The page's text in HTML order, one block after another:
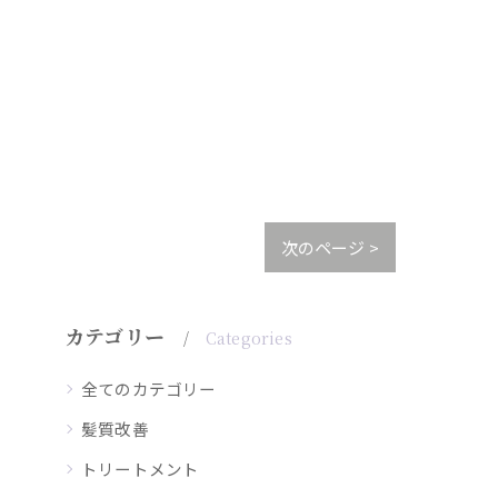
次のページ >
カテゴリー Categories
全てのカテゴリー
髪質改善
トリートメント